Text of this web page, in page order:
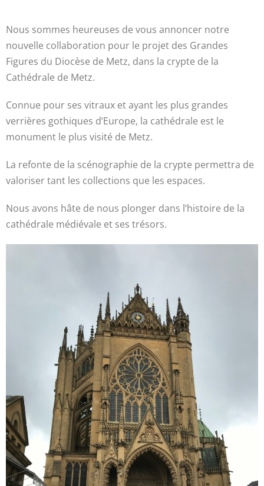
Nous sommes heureuses de vous annoncer notre
nouvelle collaboration pour le projet des Grandes
Figures du Diocèse de Metz, dans la crypte de la
Cathédrale de Metz.
Connue pour ses vitraux et ayant les plus grandes
verrières gothiques d’Europe, la cathédrale est le
monument le plus visité de Metz.
La refonte de la scénographie de la crypte permettra de
valoriser tant les collections que les espaces.
Nous avons hâte de nous plonger dans l’histoire de la
cathédrale médiévale et ses trésors.